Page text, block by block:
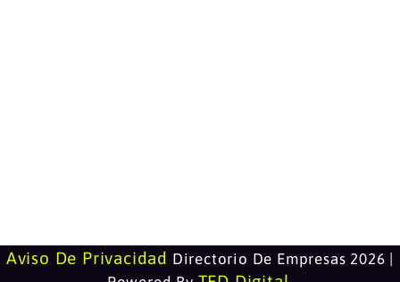
Aviso De Privacidad Directorio De Empresas 2026 |